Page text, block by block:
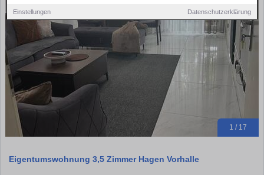
Einstellungen Datenschutzerklärung
1 / 17
Eigentumswohnung 3,5 Zimmer Hagen Vorhalle